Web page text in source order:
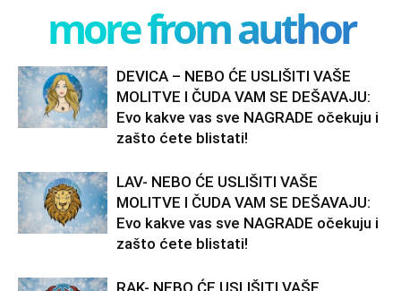
more from author
DEVICA – NEBO ĆE USLIŠITI VAŠE
MOLITVE I ČUDA VAM SE DEŠAVAJU:
Evo kakve vas sve NAGRADE očekuju i
zašto ćete blistati!
LAV- NEBO ĆE USLIŠITI VAŠE
MOLITVE I ČUDA VAM SE DEŠAVAJU:
Evo kakve vas sve NAGRADE očekuju i
zašto ćete blistati!
RAK- NEBO ĆE USLIŠITI VAŠE